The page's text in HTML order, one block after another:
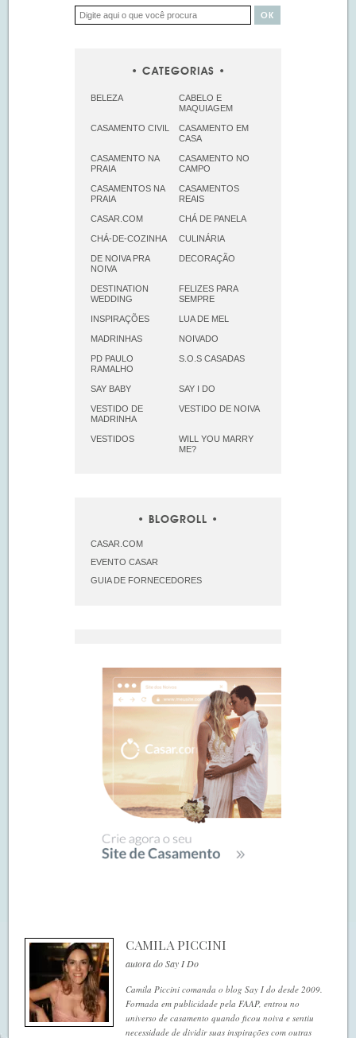
CATEGORIAS
BELEZA
CABELO E
MAQUIAGEM
CASAMENTO CIVIL
CASAMENTO EM
CASA
CASAMENTO NA
PRAIA
CASAMENTO NO
CAMPO
CASAMENTOS NA
PRAIA
CASAMENTOS
REAIS
CASAR.COM CHÁ DE PANELA
CHÁ-DE-COZINHA CULINÁRIA
DE NOIVA PRA
NOIVA
DECORAÇÃO
DESTINATION
WEDDING
FELIZES PARA
SEMPRE
INSPIRAÇÕES LUA DE MEL
MADRINHAS NOIVADO
PD PAULO
RAMALHO
S.O.S CASADAS
SAY BABY SAY I DO
VESTIDO DE
MADRINHA
VESTIDO DE NOIVA
VESTIDOS
WILL YOU MARRY
ME?
BLOGROLL
CASAR.COM
EVENTO CASAR
GUIA DE FORNECEDORES
CAMILA PICCINI
autora do Say I Do
Camila Piccini comanda o blog Say I do desde 2009.
Formada em publicidade pela FAAP, entrou no
universo de casamento quando ficou noiva e sentiu
necessidade de dividir suas inspirações com outras